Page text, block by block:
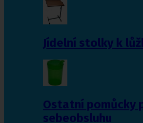
Jídelní stolky k
Ostatní pomůcky
sebeobsluhu